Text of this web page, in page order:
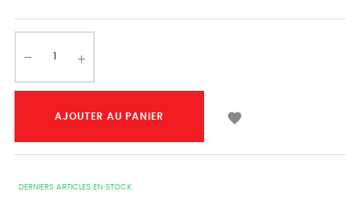
AJOUTER AU PANIER 
DERNIERS ARTICLES EN STOCK